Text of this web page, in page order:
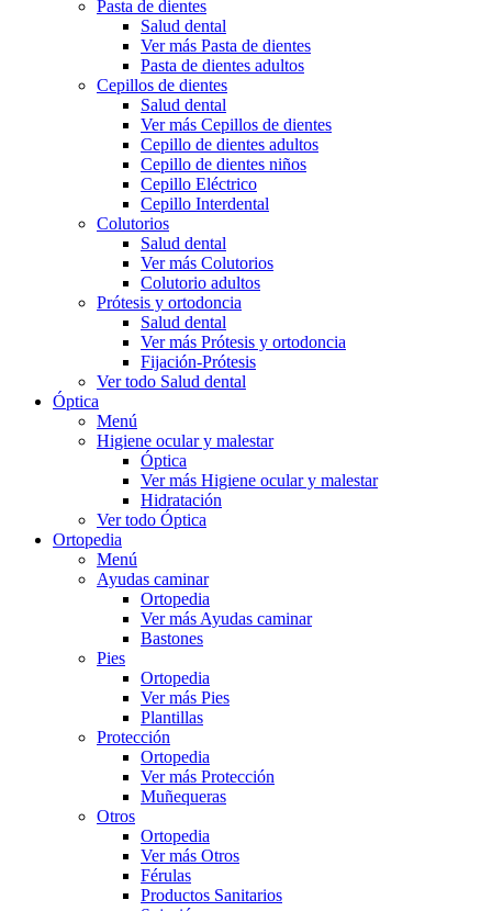
Pasta de dientes
Salud dental
Ver más Pasta de dientes
Pasta de dientes adultos
Cepillos de dientes
Salud dental
Ver más Cepillos de dientes
Cepillo de dientes adultos
Cepillo de dientes niños
Cepillo Eléctrico
Cepillo Interdental
Colutorios
Salud dental
Ver más Colutorios
Colutorio adultos
Prótesis y ortodoncia
Salud dental
Ver más Prótesis y ortodoncia
Fijación-Prótesis
Ver todo Salud dental
Óptica
Menú
Higiene ocular y malestar
Óptica
Ver más Higiene ocular y malestar
Hidratación
Ver todo Óptica
Ortopedia
Menú
Ayudas caminar
Ortopedia
Ver más Ayudas caminar
Bastones
Pies
Ortopedia
Ver más Pies
Plantillas
Protección
Ortopedia
Ver más Protección
Muñequeras
Otros
Ortopedia
Ver más Otros
Férulas
Productos Sanitarios